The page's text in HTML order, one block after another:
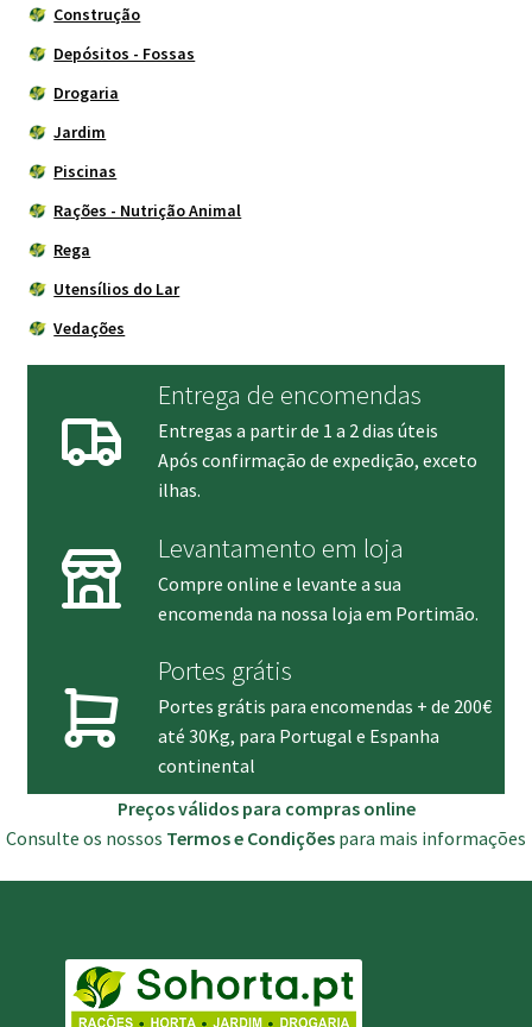
Construção
Depósitos - Fossas
Drogaria
Jardim
Piscinas
Rações - Nutrição Animal
Rega
Utensílios do Lar
Vedações
Entrega de encomendas
Entregas a partir de 1 a 2 dias úteis
Após confirmação de expedição, exceto
ilhas.
Levantamento em loja
Compre online e levante a sua
encomenda na nossa loja em Portimão.
Portes grátis
Portes grátis para encomendas + de 200€
até 30Kg, para Portugal e Espanha
continental
Preços válidos para compras online
Consulte os nossos Termos e Condições para mais informações